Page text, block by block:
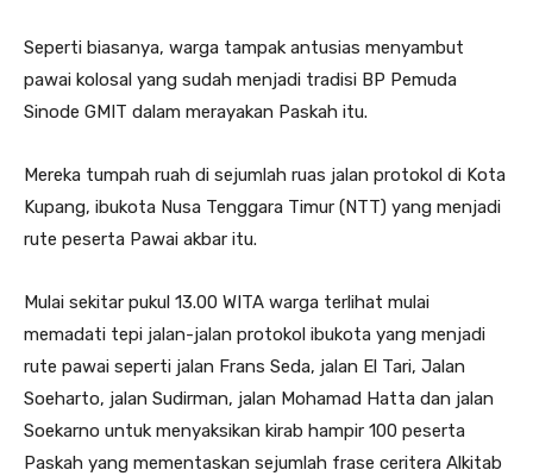
Seperti biasanya, warga tampak antusias menyambut
pawai kolosal yang sudah menjadi tradisi BP Pemuda
Sinode GMIT dalam merayakan Paskah itu.
Mereka tumpah ruah di sejumlah ruas jalan protokol di Kota
Kupang, ibukota Nusa Tenggara Timur (NTT) yang menjadi
rute peserta Pawai akbar itu.
Mulai sekitar pukul 13.00 WITA warga terlihat mulai
memadati tepi jalan-jalan protokol ibukota yang menjadi
rute pawai seperti jalan Frans Seda, jalan El Tari, Jalan
Soeharto, jalan Sudirman, jalan Mohamad Hatta dan jalan
Soekarno untuk menyaksikan kirab hampir 100 peserta
Paskah yang mementaskan sejumlah frase ceritera Alkitab